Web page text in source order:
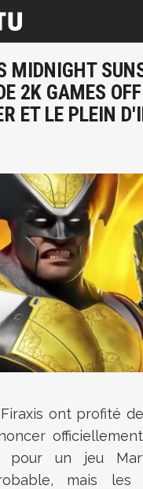
MIDNIGHT
2K GAMES
ET LE PLEIN
ont profité
pour un jeu
mais les